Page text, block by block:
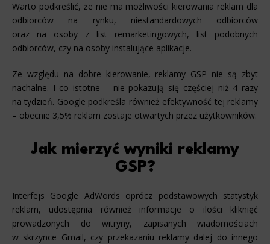
Warto podkreślić, że nie ma możliwości kierowania reklam dla
odbiorców na rynku, niestandardowych odbiorców
oraz na osoby z list remarketingowych, list podobnych
odbiorców, czy na osoby instalujące aplikacje.
Ze względu na dobre kierowanie, reklamy GSP nie są zbyt
nachalne. I co istotne – nie pokazują się częściej niż 4 razy
na tydzień. Google podkreśla również efektywność tej reklamy
– obecnie 3,5% reklam zostaje otwartych przez użytkowników.
Jak mierzyć wyniki reklamy
GSP?
Interfejs Google AdWords oprócz podstawowych statystyk
reklam, udostępnia również informacje o ilości kliknięć
prowadzonych do witryny, zapisanych wiadomościach
w skrzynce Gmail, czy przekazaniu reklamy dalej do innego